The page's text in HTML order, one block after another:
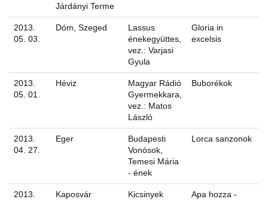
Járdányi Terme
2013.
05. 03.
Dóm, Szeged
Lassus
énekegyüttes,
vez.: Varjasi
Gyula
Gloria in
excelsis
2013.
05. 01.
Héviz
Magyar Rádió
Gyermekkara,
vez.: Matos
László
Buborékok
2013.
04. 27.
Eger
Budapesti
Vonósok,
Temesi Mária
- ének
Lorca sanzonok
2013.
Kaposvár
Kicsinyek
Apa hozza -